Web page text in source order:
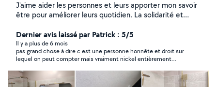
J'aime aider les personnes et leurs apporter mon savoir
être pour améliorer leurs quotidien. La solidarité et
Dernier avis laissé par Patrick : 5/5
Il y a plus de 6 mois
pas grand chose à dire c est une personne honnête et droit sur
lequel on peut compter mais vraiment nickel entièrement